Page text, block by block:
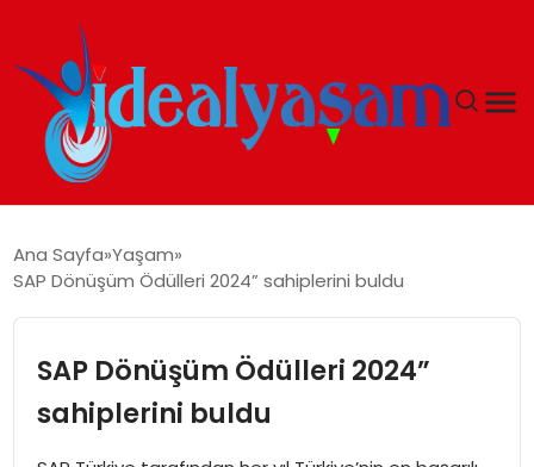
GÜNDEM
EKONOMI
İDEAL YAŞAM
Ana Sayfa Yaşam
SAP Dönüşüm Ödülleri 2024” sahiplerini buldu
SAP Dönüşüm Ödülleri 2024”
sahiplerini buldu